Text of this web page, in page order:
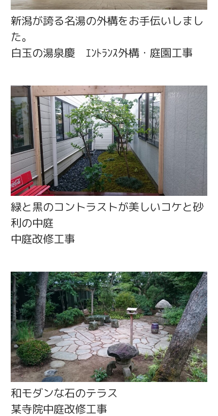
新潟が誇る名湯の外構をお手伝いしまし
た。
白玉の湯泉慶 ｴﾝﾄﾗﾝｽ外構・庭園工事
緑と黒のコントラストが美しいコケと砂
利の中庭
中庭改修工事
和モダンな石のテラス
某寺院中庭改修工事